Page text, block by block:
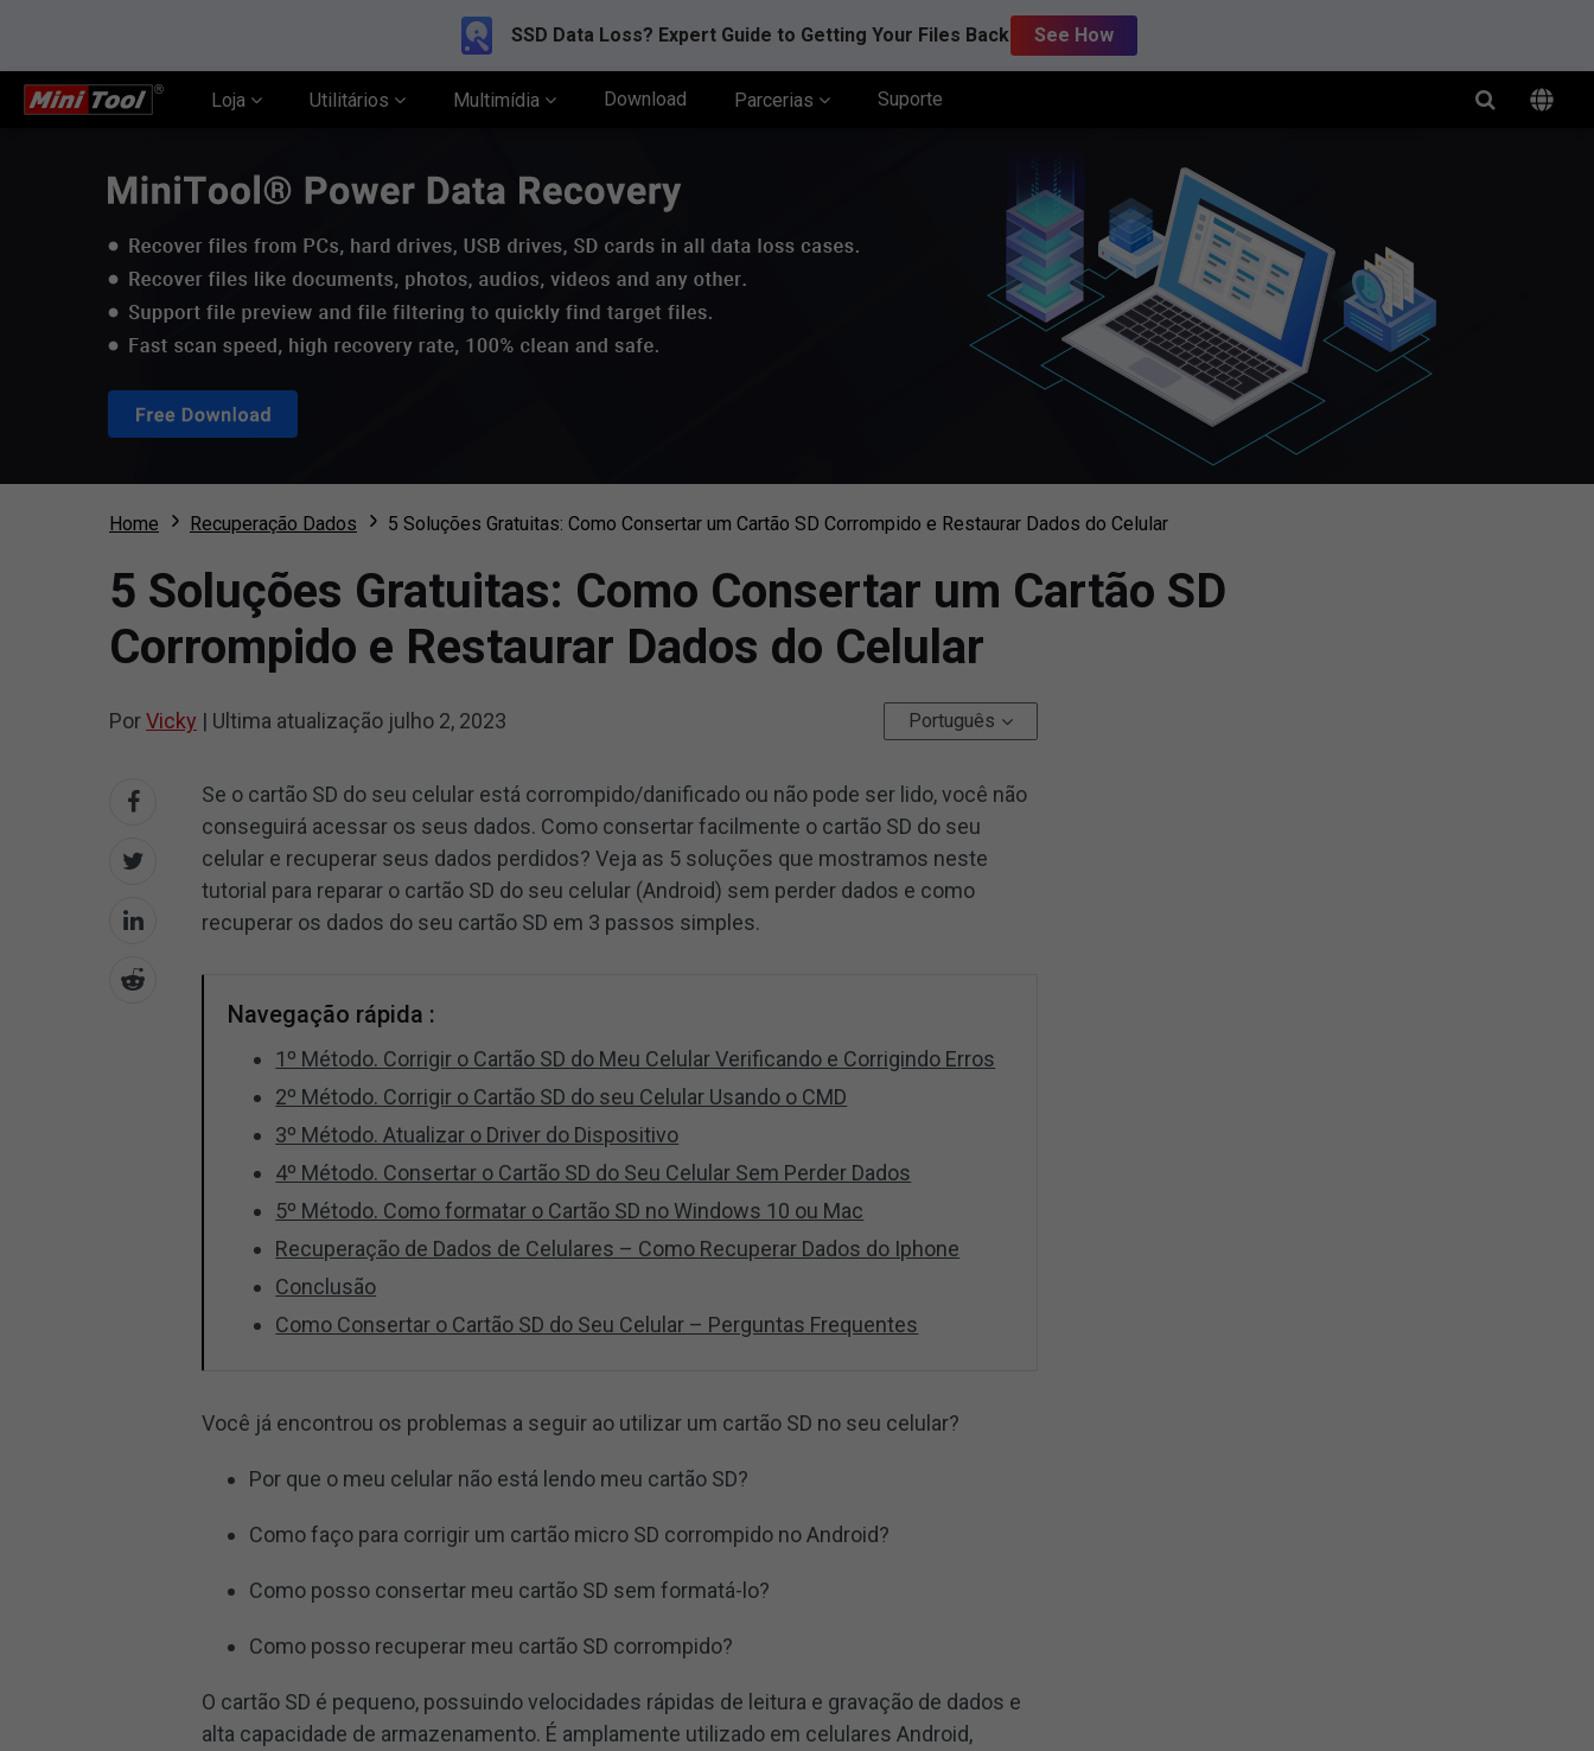
SSD Data Loss? Expert Guide to Getting Your Files Back See How
Loja Utilitários Multimídia Download Parcerias Suporte
Home Recuperação Dados 5 Soluções Gratuitas: Como Consertar um Cartão SD Corrompido e Restaurar Dados do Celular
5 Soluções Gratuitas: Como Consertar um Cartão SD
Corrompido e Restaurar Dados do Celular
PorVicky | Ultima atualização julho 2, 2023 Português
Se o cartão SD do seu celular está corrompido/danificado ou não pode ser lido, você não
conseguirá acessar os seus dados. Como consertar facilmente o cartão SD do seu
celular e recuperar seus dados perdidos? Veja as 5 soluções que mostramos neste
tutorial para reparar o cartão SD do seu celular (Android) sem perder dados e como
recuperar os dados do seu cartão SD em 3 passos simples.
Navegação rápida :
1º Método. Corrigir o Cartão SD do Meu Celular Verificando e Corrigindo Erros
2º Método. Corrigir o Cartão SD do seu Celular Usando o CMD
3º Método. Atualizar o Driver do Dispositivo
4º Método. Consertar o Cartão SD do Seu Celular Sem Perder Dados
5º Método. Como formatar o Cartão SD no Windows 10 ou Mac
Recuperação de Dados de Celulares – Como Recuperar Dados do Iphone
Conclusão
Como Consertar o Cartão SD do Seu Celular – Perguntas Frequentes
Você já encontrou os problemas a seguir ao utilizar um cartão SD no seu celular?
Por que o meu celular não está lendo meu cartão SD?
Como faço para corrigir um cartão micro SD corrompido no Android?
Como posso consertar meu cartão SD sem formatá-lo?
Como posso recuperar meu cartão SD corrompido?
O cartão SD é pequeno, possuindo velocidades rápidas de leitura e gravação de dados e
alta capacidade de armazenamento. É amplamente utilizado em celulares Android,